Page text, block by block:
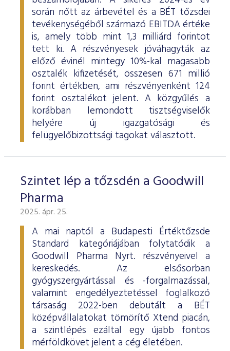
során nőtt az árbevétel és a BÉT tőzsdei
tevékenységéből származó EBITDA értéke
is, amely több mint 1,3 milliárd forintot
tett ki. A részvényesek jóváhagyták az
előző évinél mintegy 10%-kal magasabb
osztalék kifizetését, összesen 671 millió
forint értékben, ami részvényenként 124
forint osztalékot jelent. A közgyűlés a
korábban lemondott tisztségviselők
helyére új igazgatósági és
felügyelőbizottsági tagokat választott.
Szintet lép a tőzsdén a Goodwill
Pharma
2025. ápr. 25.
A mai naptól a Budapesti Értéktőzsde
Standard kategóriájában folytatódik a
Goodwill Pharma Nyrt. részvényeivel a
kereskedés. Az elsősorban
gyógyszergyártással és -forgalmazással,
valamint engedélyeztetéssel foglalkozó
társaság 2022-ben debütált a BÉT
középvállalatokat tömörítő Xtend piacán,
a szintlépés ezáltal egy újabb fontos
mérföldkövet jelent a cég életében.